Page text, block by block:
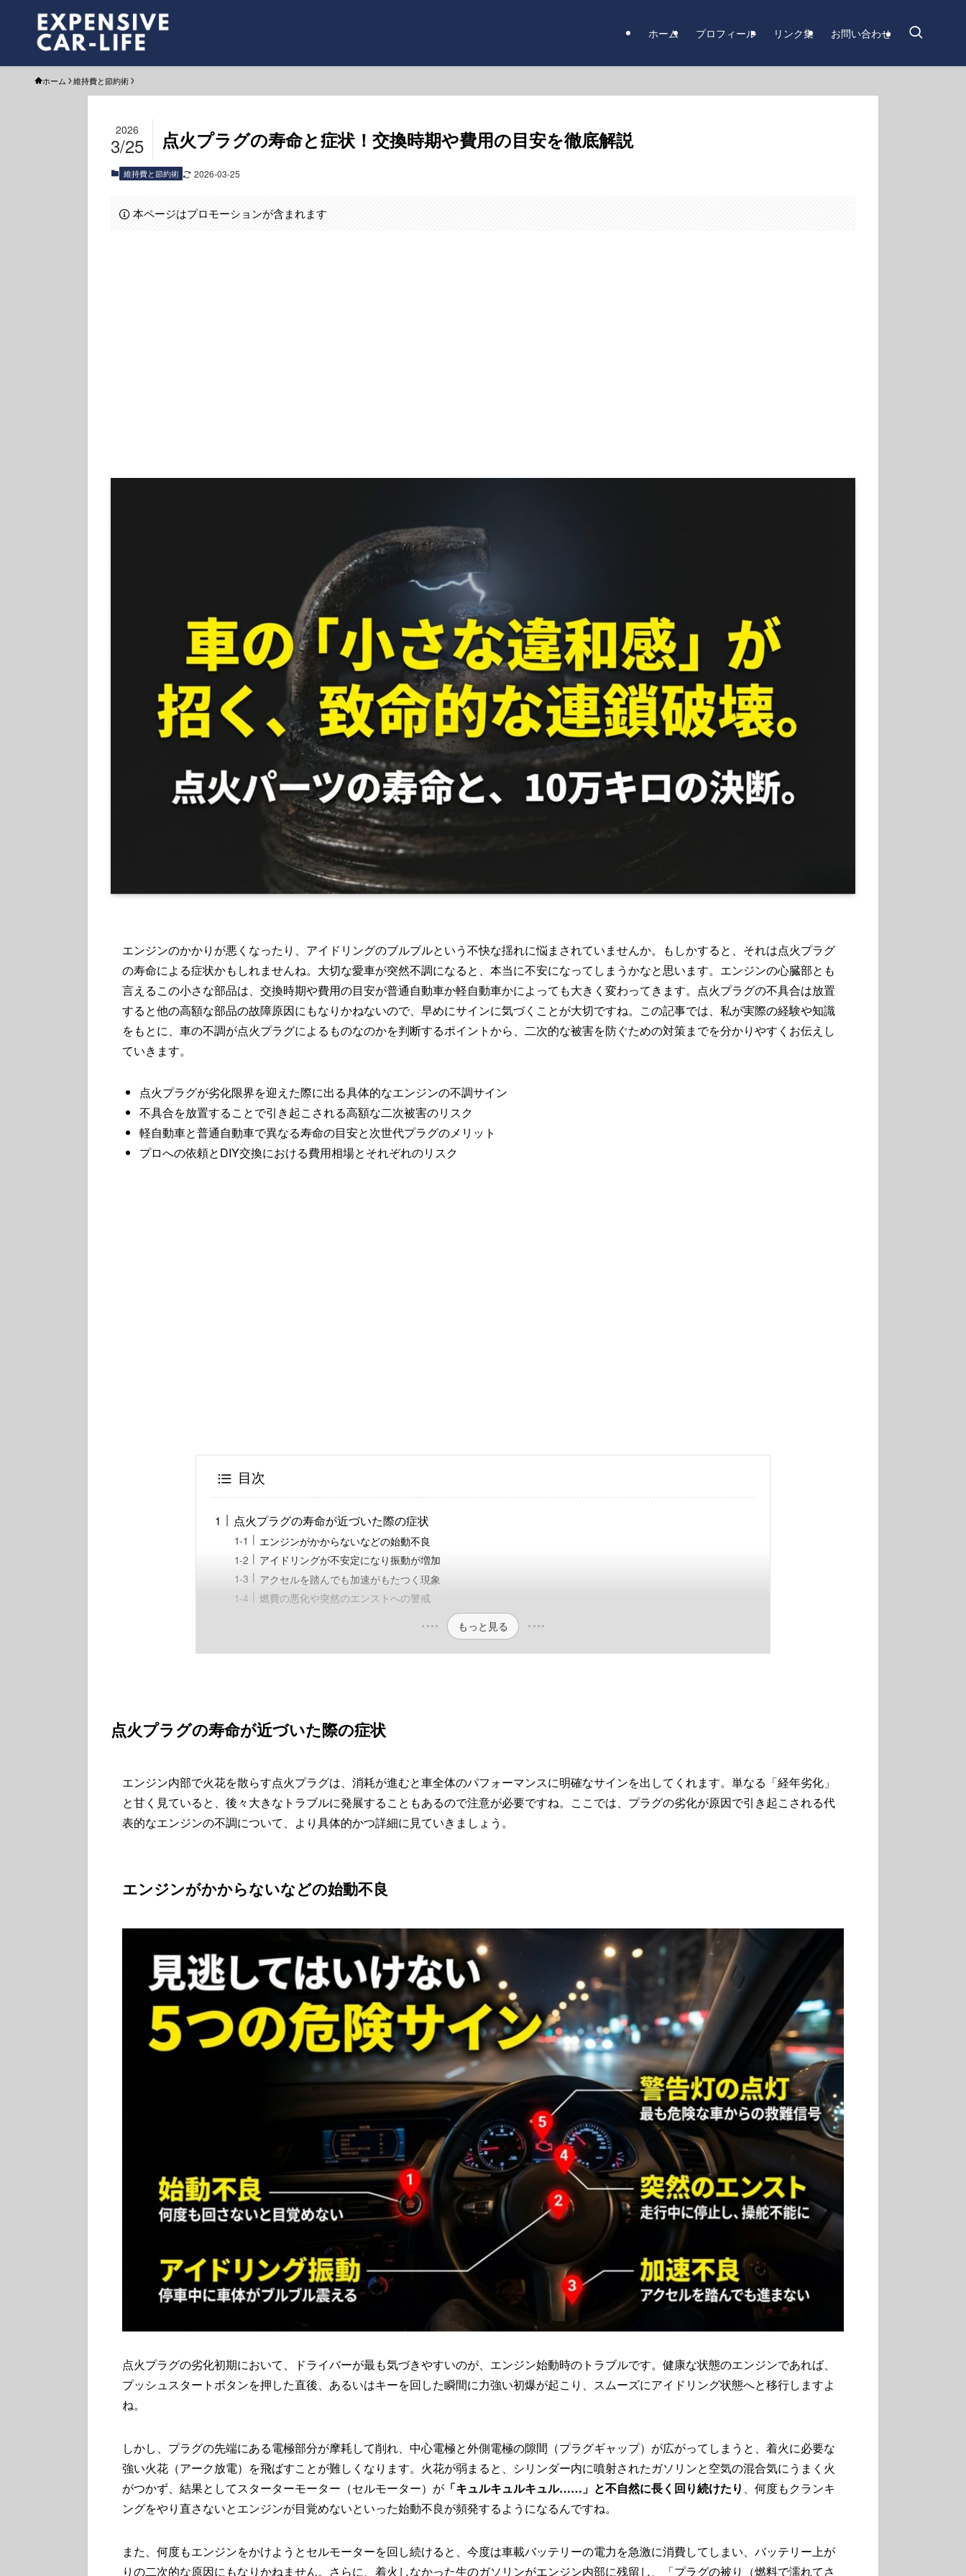
ホーム プロフィール リンク集 お問い合わせ
ホーム 維持費と節約術
点火プラグの寿命と症状！交換時期や費用の目安を徹底解説
2026
3/25
維持費と節約術 2026-03-25
本ページはプロモーションが含まれます
エンジンのかかりが悪くなったり、アイドリングのブルブルという不快な揺れに悩まされていませんか。もしかすると、それは点火プラグ
の寿命による症状かもしれませんね。大切な愛車が突然不調になると、本当に不安になってしまうかなと思います。エンジンの心臓部とも
言えるこの小さな部品は、交換時期や費用の目安が普通自動車か軽自動車かによっても大きく変わってきます。点火プラグの不具合は放置
すると他の高額な部品の故障原因にもなりかねないので、早めにサインに気づくことが大切ですね。この記事では、私が実際の経験や知識
をもとに、車の不調が点火プラグによるものなのかを判断するポイントから、二次的な被害を防ぐための対策までを分かりやすくお伝えし
ていきます。
点火プラグが劣化限界を迎えた際に出る具体的なエンジンの不調サイン
不具合を放置することで引き起こされる高額な二次被害のリスク
軽自動車と普通自動車で異なる寿命の目安と次世代プラグのメリット
プロへの依頼とDIY交換における費用相場とそれぞれのリスク
目次
点火プラグの寿命が近づいた際の症状
エンジンがかからないなどの始動不良
アイドリングが不安定になり振動が増加
アクセルを踏んでも加速がもたつく現象
燃費の悪化や突然のエンストへの警戒
もっと見る
点火プラグの寿命が近づいた際の症状
エンジン内部で火花を散らす点火プラグは、消耗が進むと車全体のパフォーマンスに明確なサインを出してくれます。単なる「経年劣化」
と甘く見ていると、後々大きなトラブルに発展することもあるので注意が必要ですね。ここでは、プラグの劣化が原因で引き起こされる代
表的なエンジンの不調について、より具体的かつ詳細に見ていきましょう。
エンジンがかからないなどの始動不良
点火プラグの劣化初期において、ドライバーが最も気づきやすいのが、エンジン始動時のトラブルです。健康な状態のエンジンであれば、
プッシュスタートボタンを押した直後、あるいはキーを回した瞬間に力強い初爆が起こり、スムーズにアイドリング状態へと移行しますよ
ね。
しかし、プラグの先端にある電極部分が摩耗して削れ、中心電極と外側電極の隙間（プラグギャップ）が広がってしまうと、着火に必要な
強い火花（アーク放電）を飛ばすことが難しくなります。火花が弱まると、シリンダー内に噴射されたガソリンと空気の混合気にうまく火
がつかず、結果としてスターターモーター（セルモーター）が 「キュルキュルキュル……」と不自然に長く回り続けたり 、何度もクランキ
ングをやり直さないとエンジンが目覚めないといった始動不良が頻発するようになるんですね。
また、何度もエンジンをかけようとセルモーターを回し続けると、今度は車載バッテリーの電力を急激に消費してしまい、バッテリー上が
りの二次的な原因にもなりかねません。さらに、着火しなかった生のガソリンがエンジン内部に残留し、「プラグの被り（燃料で濡れてさ